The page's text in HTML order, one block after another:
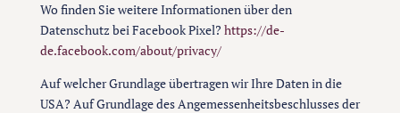
Wo finden Sie weitere Informationen über den
Datenschutz bei Facebook Pixel? https://de-
de.facebook.com/about/privacy/
Auf welcher Grundlage übertragen wir Ihre Daten in die
USA? Auf Grundlage des Angemessenheitsbeschlusses der